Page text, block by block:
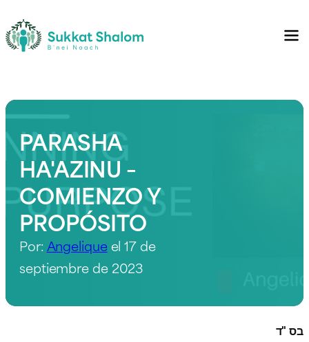
PARASHA
HA'AZINU –
COMIENZO Y
PROPÓSITO
Por: Angeliqueel 17 de
septiembre de 2023
בס "ד